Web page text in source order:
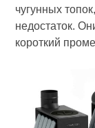
чугунных
недостаток.
короткий